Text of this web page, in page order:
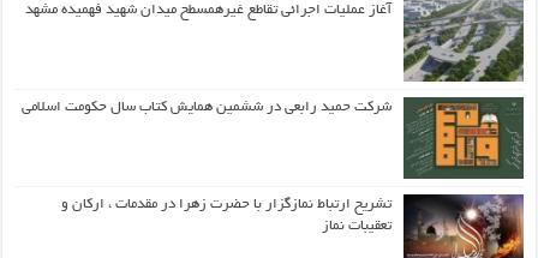
آغاز عملیات اجرائی تقاطع غیرهمسطح میدان شهید فهمیده مشهد
شرکت حمید رابعی در ششمین همایش کتاب سال حکومت اسلامی
تشریح ارتباط نمازگزار با حضرت زهرا در مقدمات ، ارکان و
تعقیبات نماز